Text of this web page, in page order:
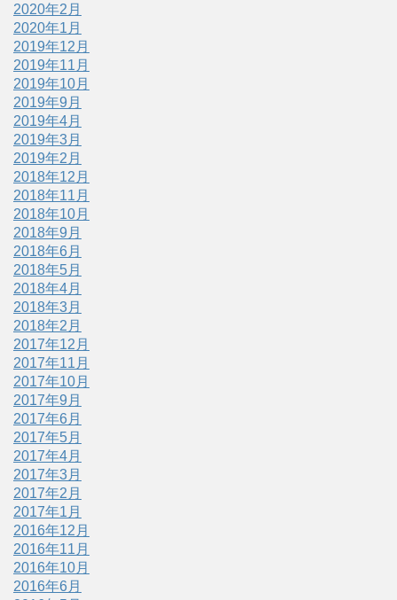
2020年2月
2020年1月
2019年12月
2019年11月
2019年10月
2019年9月
2019年4月
2019年3月
2019年2月
2018年12月
2018年11月
2018年10月
2018年9月
2018年6月
2018年5月
2018年4月
2018年3月
2018年2月
2017年12月
2017年11月
2017年10月
2017年9月
2017年6月
2017年5月
2017年4月
2017年3月
2017年2月
2017年1月
2016年12月
2016年11月
2016年10月
2016年6月